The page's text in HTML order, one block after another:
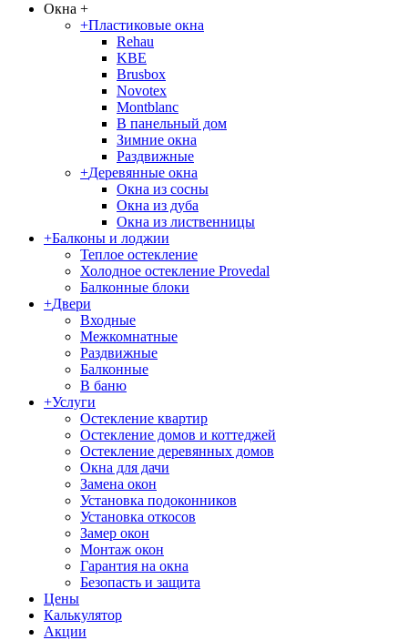
Окна +
+Пластиковые окна
Rehau
KBE
Brusbox
Novotex
Montblanc
В панельный дом
Зимние окна
Раздвижные
+Деревянные окна
Окна из сосны
Окна из дуба
Окна из лиственницы
+Балконы и лоджии
Теплое остекление
Холодное остекление Provedal
Балконные блоки
+Двери
Входные
Межкомнатные
Раздвижные
Балконные
В баню
+Услуги
Остекление квартир
Остекление домов и коттеджей
Остекление деревянных домов
Окна для дачи
Замена окон
Установка подоконников
Установка откосов
Замер окон
Монтаж окон
Гарантия на окна
Безопасть и защита
Цены
Калькулятор
Акции